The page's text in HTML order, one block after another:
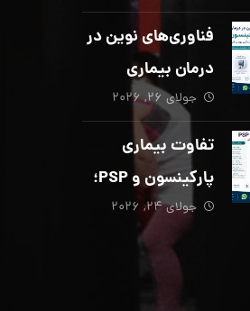
فناوری‌های نوین در
درمان بیماری
پارکینسون؛ از هوش
مصنوعی تا تحریک
عمقی مغز
جولای ۲۶, ۲۰۲۶
تفاوت بیماری
پارکینسون و PSP؛
از تشخیص تا
توانبخشی تخصصی
در منزل_بخش پنجم
جولای ۲۴, ۲۰۲۶